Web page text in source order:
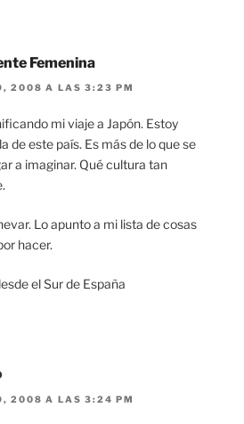
Femenina
2008 A LAS 3:23 PM
mi viaje a Japón. Estoy
de este país. Es más de lo que se
a imaginar. Qué cultura tan
Lo apunto a mi lista de cosas
hacer.
el Sur de España
2008 A LAS 3:24 PM